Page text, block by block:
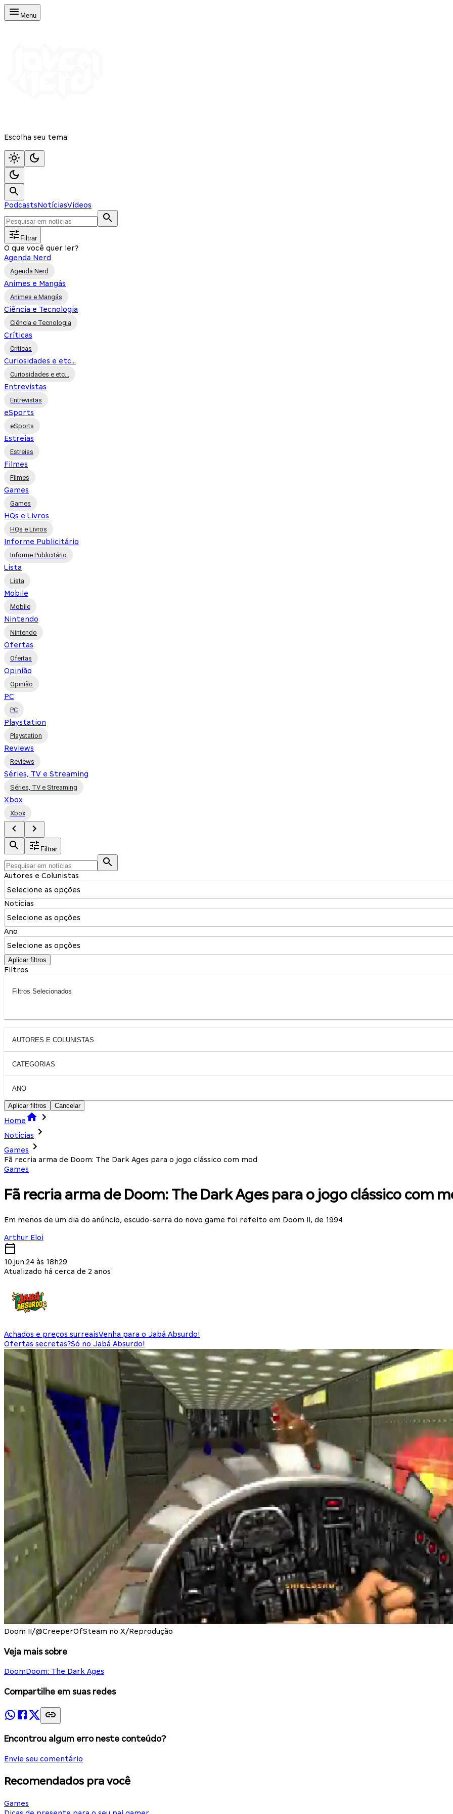
Menu
Escolha seu tema:
PodcastsNotíciasVídeos
Filtrar
O que você quer ler?
Agenda Nerd
Agenda Nerd
Animes e Mangás
Animes e Mangás
Ciência e Tecnologia
Ciência e Tecnologia
Críticas
Críticas
Curiosidades e etc...
Curiosidades e etc...
Entrevistas
Entrevistas
eSports
eSports
Estreias
Estreias
Filmes
Filmes
Games
Games
HQs e Livros
HQs e Livros
Informe Publicitário
Informe Publicitário
Lista
Lista
Mobile
Mobile
Nintendo
Nintendo
Ofertas
Ofertas
Opinião
Opinião
PC
PC
Playstation
Playstation
Reviews
Reviews
Séries, TV e Streaming
Séries, TV e Streaming
Xbox
Xbox
Filtrar
Autores e Colunistas
Selecione as opções
Notícias
Selecione as opções
Ano
Selecione as opções
Aplicar filtros
Filtros
Filtros Selecionados
AUTORES E COLUNISTAS
CATEGORIAS
ANO
Aplicar filtros Cancelar
Home
Notícias
Games
Fã recria arma de Doom: The Dark Ages para o jogo clássico com mod
Games
Fã recria arma de Doom: The Dark Ages para o jogo clássico com
Em menos de um dia do anúncio, escudo-serra do novo game foi refeito em Doom II, de 1994
Arthur Eloi
10.jun.24 às 18h29
Atualizado há cerca de 2 anos
Achados e preços surreaisVenha para o Jabá Absurdo!
Ofertas secretas?Só no Jabá Absurdo!
Doom II/@CreeperOfSteam no X/Reprodução
Veja mais sobre
DoomDoom: The Dark Ages
Compartilhe em suas redes
Encontrou algum erro neste conteúdo?
Envie seu comentário
Recomendados pra você
Games